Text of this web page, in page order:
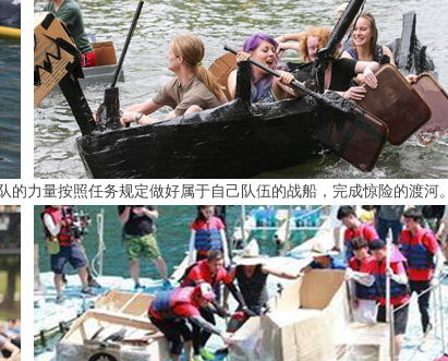
力量按照任务规定做好属于自己队伍的战船，完成惊险的渡河。